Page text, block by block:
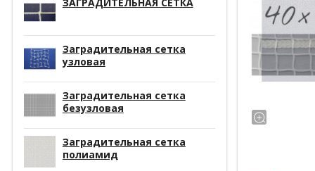
Заградительная сетка
узловая
Заградительная сетка
безузловая
Заградительная сетка
полиамид